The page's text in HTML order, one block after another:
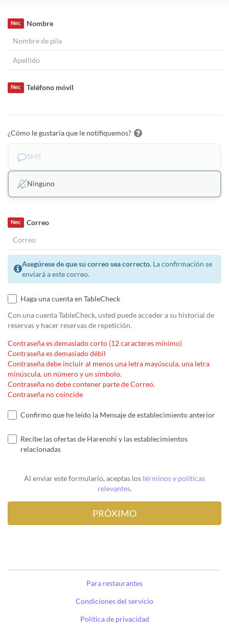
Nombre
Nec
Teléfono móvil
Nec
¿Cómo le gustaría que le notifiquemos?
SMS
Ninguno
Correo
Nec
Asegúrese de que su correo sea correcto. La confirmación se
enviará a este correo.
Haga una cuenta en TableCheck
Con una cuenta TableCheck, usted puede acceder a su historial de
reservas y hacer reservas de repetición.
Contraseña es demasiado corto (12 caracteres mínimo)
Contraseña es demasiado débil
Contraseña debe incluir al menos una letra mayúscula, una letra
minúscula, un número y un símbolo.
Contraseña no debe contener parte de Correo.
Contraseña no coincide
Confirmo que he leído la Mensaje de establecimiento anterior
Recibe las ofertas de Harenohi y las establecimientos
relacionadas
Al enviar este formulario, aceptas lostérminos y políticas
relevantes.
Para restaurantes
Condiciones del servicio
Política de privacidad